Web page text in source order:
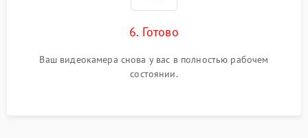
6. Готово
Ваш видеокамера снова у вас в полностью рабочем
состоянии.